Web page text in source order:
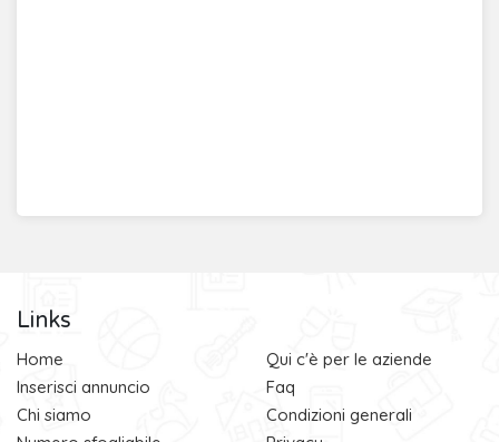
Links
Home
Inserisci annuncio
Chi siamo
Qui c'è per le aziende
Faq
Condizioni generali